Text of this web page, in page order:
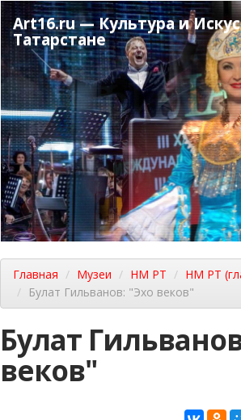
Перейти
к
основному
содержанию
Art16.ru — Культура и
Татарстане
Главная Музеи НМ РТ
НМ РТ
Булат Гильванов: "Эхо веков"
Булат
веков"